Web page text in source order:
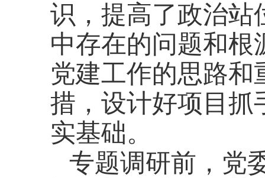
识，提高了政治站
中存在的问题和根
党建工作的思路和
措，设计好项目抓
实基础。
专题调研前，党